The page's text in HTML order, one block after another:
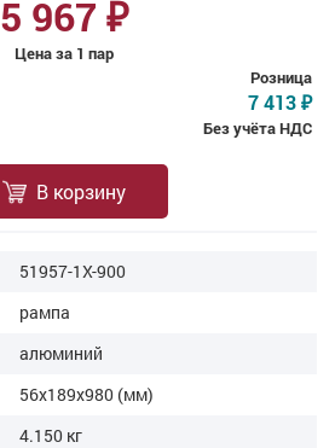
5 967 ₽
Цена за 1 пар
Розница
7 413 ₽
Без учёта НДС
В корзину
51957-1X-900
рампа
алюминий
56x189x980 (мм)
4.150 кг